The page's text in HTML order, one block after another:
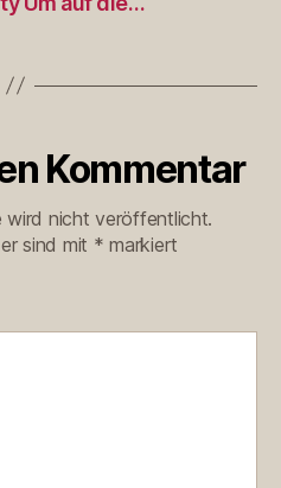
Kommentar
wird nicht veröffentlicht.
sind mit * markiert